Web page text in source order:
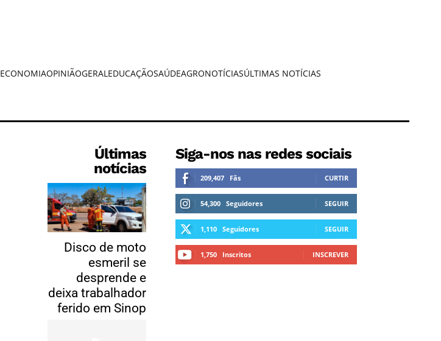
ECONOMIAOPINIÃOGERALEDUCAÇÃOSAÚDEAGRONOTÍCIASÚLTIMAS NOTÍCIAS
Últimas
notícias
Disco de moto
esmeril se
desprende e
deixa trabalhador
ferido em Sinop
Siga-nos nas redes sociais
209,407 Fãs CURTIR
54,300 Seguidores SEGUIR
1,110 Seguidores SEGUIR
1,750 Inscritos INSCREVER